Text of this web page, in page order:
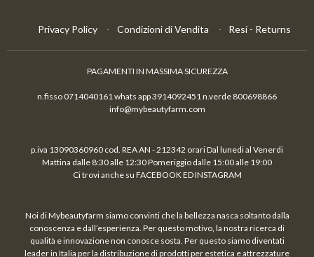
Privacy Policy Condizioni di Vendita Resi - Returns
PAGAMENTI IN MASSIMA SICUREZZA
n.fisso 0714040161 whats app 3914092451 n.verde 800698866
info@mybeautyfarm.com
p.iva 13090360960 cod. REA AN - 212342 orari Dal lunedi al Venerdi
Mattina dalle 8:30 alle 12:30 Pomeriggio dalle 15:00 alle 19:00
Ci trovi anche su FACEBOOK ED INSTAGRAM
Noi di Mybeautyfarm siamo convinti che la bellezza nasca soltanto dalla
conoscenza e dall’esperienza. Per questo motivo, la nostra ricerca di
qualità e innovazione non conosce sosta. Per questo siamo diventati
leader in Italia per la distribuzione di prodotti per estetica e attrezzature